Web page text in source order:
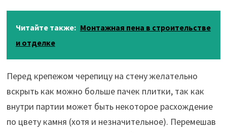
Читайте также: Монтажная пена в строительстве
и отделке
Перед крепежом черепицу на стену желательно
вскрыть как можно больше пачек плитки, так как
внутри партии может быть некоторое расхождение
по цвету камня (хотя и незначительное). Перемешав